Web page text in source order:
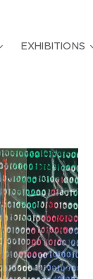
EXHIBITIONS